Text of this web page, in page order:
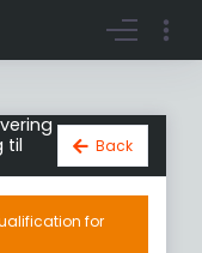
Register account
til
Back
for